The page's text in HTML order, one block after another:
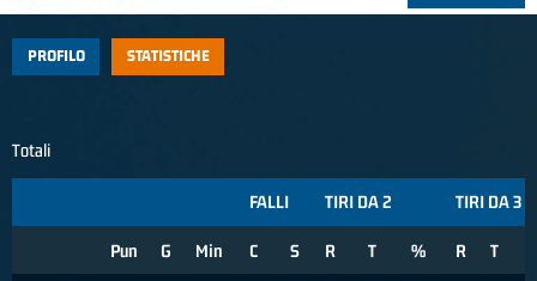
PROFILO STATISTICHE
Totali
FALLI TIRI DA 2 TIRI DA 3
Pun G Min C S R T % R T